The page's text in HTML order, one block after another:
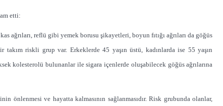
etti:
ağrıları, reflü gibi yemek borusu şikayetleri, boyun fıtığı ağrıları da göğüs
takım riskli grup var. Erkeklerde 45 yaşın üstü, kadınlarda ise 55 yaşın
kolesterolü bulunanlar ile sigara içenlerde oluşabilecek göğüs ağrılarına
önlenmesi ve hayatta kalmasının sağlanmasıdır. Risk grubunda olanlar,